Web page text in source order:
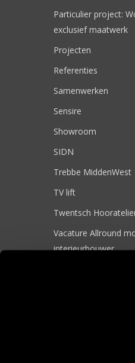
Particulier project:
exclusief maatwerk
Projecten
Referenties
Samenwerken
Sensire
Showroom
SIDN
Trebbe MiddenWest
TV lift
Twentsch
Vacature Allround
interieurbouwer